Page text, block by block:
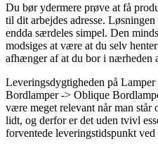
Du bør ydermere prøve at få
til dit arbejdes adresse.
endda særdeles simpel. Den
modsiges at være at du selv
afhænger af at du bor i nærheden
Leveringsdygtigheden på
Bordlamper -> Oblique
være meget relevant når man
lidt, og derfor er det uden tvivl
forventede leveringstidspunkt ved